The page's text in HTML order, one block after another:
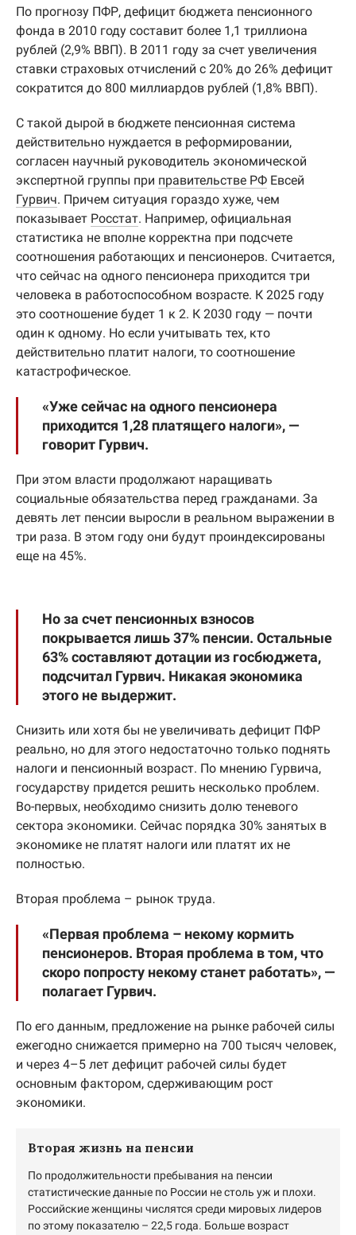
По прогнозу ПФР, дефицит бюджета пенсионного
фонда в 2010 году составит более 1,1 триллиона
рублей (2,9% ВВП). В 2011 году за счет увеличения
ставки страховых отчислений с 20% до 26% дефицит
сократится до 800 миллиардов рублей (1,8% ВВП).
С такой дырой в бюджете пенсионная система
действительно нуждается в реформировании,
согласен научный руководитель экономической
экспертной группы при правительстве РФ Евсей
Гурвич. Причем ситуация гораздо хуже, чем
показывает Росстат. Например, официальная
статистика не вполне корректна при подсчете
соотношения работающих и пенсионеров. Считается,
что сейчас на одного пенсионера приходится три
человека в работоспособном возрасте. К 2025 году
это соотношение будет 1 к 2. К 2030 году — почти
один к одному. Но если учитывать тех, кто
действительно платит налоги, то соотношение
катастрофическое.
«Уже сейчас на одного пенсионера
приходится 1,28 платящего налоги», —
говорит Гурвич.
При этом власти продолжают наращивать
социальные обязательства перед гражданами. За
девять лет пенсии выросли в реальном выражении в
три раза. В этом году они будут проиндексированы
еще на 45%.
Но за счет пенсионных взносов
покрывается лишь 37% пенсии. Остальные
63% составляют дотации из госбюджета,
подсчитал Гурвич. Никакая экономика
этого не выдержит.
Снизить или хотя бы не увеличивать дефицит ПФР
реально, но для этого недостаточно только поднять
налоги и пенсионный возраст. По мнению Гурвича,
государству придется решить несколько проблем.
Во-первых, необходимо снизить долю теневого
сектора экономики. Сейчас порядка 30% занятых в
экономике не платят налоги или платят их не
полностью.
Вторая проблема – рынок труда.
«Первая проблема – некому кормить
пенсионеров. Вторая проблема в том, что
скоро попросту некому станет работать», —
полагает Гурвич.
По его данным, предложение на рынке рабочей силы
ежегодно снижается примерно на 700 тысяч человек,
и через 4–5 лет дефицит рабочей силы будет
основным фактором, сдерживающим рост
экономики.
Вторая жизнь на пенсии
По продолжительности пребывания на пенсии
статистические данные по России не столь уж и плохи.
Российские женщины числятся среди мировых лидеров
по этому показателю – 22,5 года. Больше возраст